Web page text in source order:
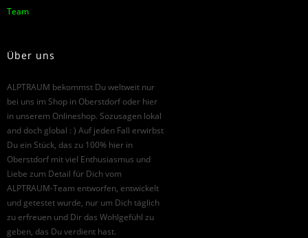
Team
Über uns
ALPTRAUM bekommst Du weltweit nur
bei uns im Shop in Oberstdorf oder hier
in unserem Onlineshop. Sozusagen lokal
and doch global : ) Auf jeden Fall erwirbst
Du ein Stück, das zu 100% hier in
Oberstdorf mit viel Enthusiasmus und
Liebe zum Detail für Dich vom
ALPTRAUM-Team entworfen, entwickelt
und getestet wurde, nur um Dich täglich
zu erfreuen und Dir das Wohlgefühl zu
geben, das Du verdient hast.